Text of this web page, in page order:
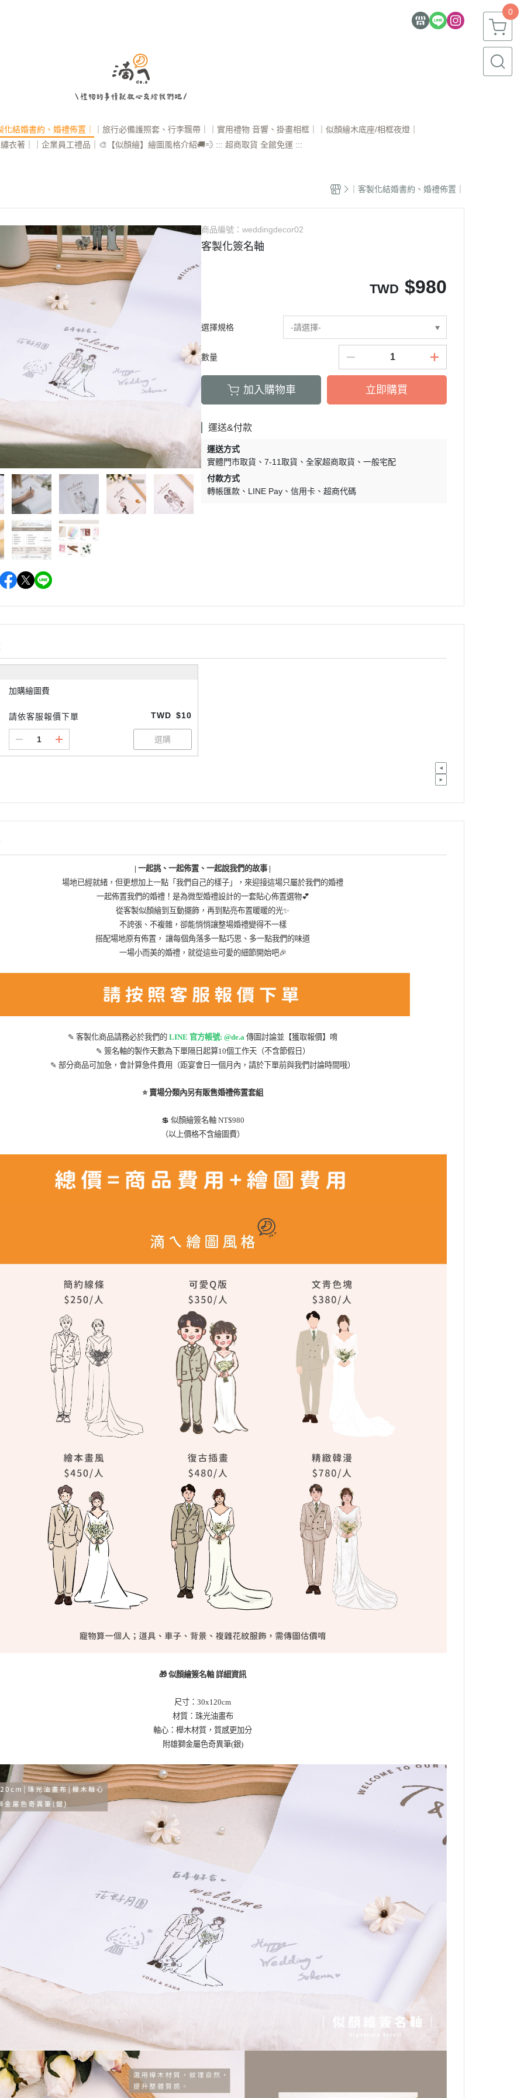
0
化結婚書約、婚禮佈置｜ ｜旅行必備護照套、行李飄帶｜ ｜實用禮物 音響、掛畫相框｜
｜似顏繪木底座/相框夜燈｜
衣著｜
｜企業員工禮品｜ 🎨【似顏繪】繪圖風格介紹🚚💨 ::: 超商取貨 全館免運 :::
｜客製化結婚書約、婚禮佈置｜
商品編號：weddingdecor02
客製化簽名軸
TWD $980
選擇規格 -請選擇-
數量
加入購物車 立即購買
運送&付款
運送方式
實體門市取貨
7-11取貨 全家超商取貨
一般宅配
付款方式
轉帳匯款
LINE Pay 信用卡 超商代碼
加購繪圖費
請依客服報價下單 TWD $10
| 一起挑、一起佈置、一起說我們的故事 |
場地已經就緒，但更想加上一點「我們自己的樣子」，來迎接這場只屬於我們的婚禮
一起佈置我們的婚禮！是為微型婚禮設計的一套貼心佈置選物💕
從客製似顏繪到互動擺飾，再到點亮布置暖暖的光✨
不誇張、不複雜，卻能悄悄讓整場婚禮變得不一樣
搭配場地原有佈置， 讓每個角落多一點巧思、多一點我們的味道
一場小而美的婚禮，就從這些可愛的細節開始吧🎉
✎ 客製化商品請務必於我們的 LINE 官方帳號: @de.a 傳圖討論並【獲取報價】唷
✎ 簽名軸的製作天數為下單隔日起算10個工作天（不含節假日）
✎ 部分商品可加急，會計算急件費用（距宴會日一個月內，請於下單前與我們討論時間哦）
⭐ 賣場分類內另有販售婚禮佈置套組
💲 似顏繪簽名軸 NT$980
（以上價格不含繪圖費）
🎁 似顏繪簽名軸 詳細資訊
尺寸：30x120cm
材質：珠光油畫布
軸心：櫸木材質，質感更加分
附雄獅金屬色奇異筆(銀)